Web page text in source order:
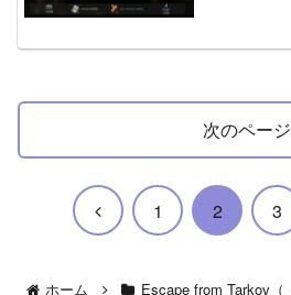
次のページ
前
1 2 3
ホーム Escape from Tarkov（